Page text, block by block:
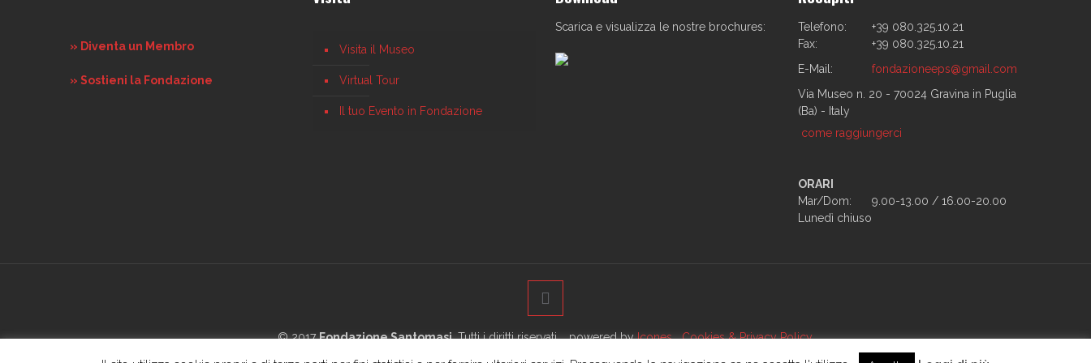
» Diventa un Membro
» Sostieni la Fondazione
Visita il Museo
Virtual Tour
Il tuo Evento in Fondazione
Scarica e visualizza le nostre brochures: Telefono:
+39 080.325.10.21
Fax:
+39 080.325.10.21
E-Mail:
fondazioneeps@gmail.com
Via Museo n. 20 - 70024 Gravina in Puglia
(Ba) - Italy
come raggiungerci
ORARI
Mar/Dom:
9.00-13.00 / 16.00-20.00
Lunedì chiuso
© 2017Fondazione Santomasi. Tutti i diritti riservati. powered byIcones
Cookies & Privacy Policy